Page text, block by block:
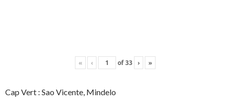
« ‹ of33 › »
Cap Vert : Sao Vicente, Mindelo